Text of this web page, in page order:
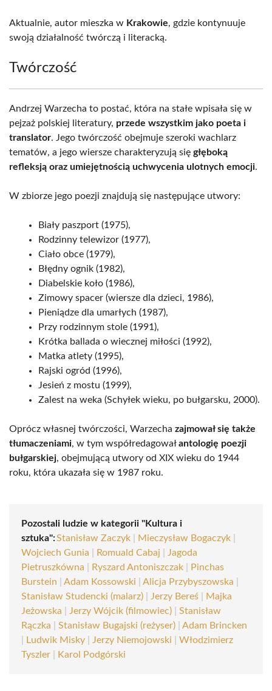
Aktualnie, autor mieszka w Krakowie, gdzie kontynuuje
swoją działalność twórczą i literacką.
Twórczość
Andrzej Warzecha to postać, która na stałe wpisała się w
pejzaż polskiej literatury, przede wszystkim jako poeta i
translator. Jego twórczość obejmuje szeroki wachlarz
tematów, a jego wiersze charakteryzują się głęboką
refleksją oraz umiejętnością uchwycenia ulotnych emocji.
W zbiorze jego poezji znajdują się następujące utwory:
Biały paszport (1975),
Rodzinny telewizor (1977),
Ciało obce (1979),
Błędny ognik (1982),
Diabelskie koło (1986),
Zimowy spacer (wiersze dla dzieci, 1986),
Pieniądze dla umarłych (1987),
Przy rodzinnym stole (1991),
Krótka ballada o wiecznej miłości (1992),
Matka atlety (1995),
Rajski ogród (1996),
Jesień z mostu (1999),
Zalest na weka (Schyłek wieku, po bułgarsku, 2000).
Oprócz własnej twórczości, Warzecha zajmował się także
tłumaczeniami, w tym współredagowałantologię poezji
bułgarskiej, obejmującą utwory od XIX wieku do 1944
roku, która ukazała się w 1987 roku.
Pozostali ludzie w kategorii "Kultura i
sztuka":Stanisław Zaczyk Mieczysław Bogaczyk
Wojciech Gunia
Romuald Cabaj
Jagoda
Pietruszkówna
Ryszard Antoniszczak
Pinchas
Burstein
Adam Kossowski Alicja Przybyszowska
Stanisław Studencki (malarz)
Jerzy Bereś
Majka
Jeżowska
Jerzy Wójcik (filmowiec)
Stanisław
Rączka
Stanisław Bugajski (reżyser)
Adam Brincken
Ludwik Misky Jerzy Niemojowski
Włodzimierz
Tyszler
Karol Podgórski